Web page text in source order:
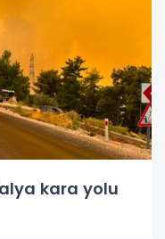
kara yolu